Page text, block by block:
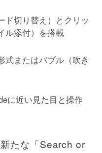
ド切り替え）とクリッ
ル添付）を搭載
式またはバブル（吹き
に近い見た目と操作
たな「Search or